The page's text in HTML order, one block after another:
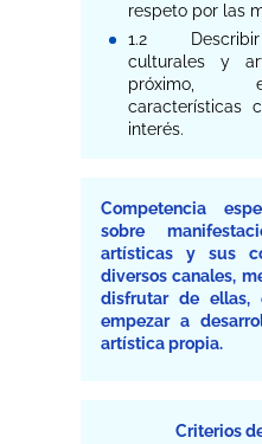
respeto por las
1.2
culturales y
próximo,
características
interés.
Competencia
sobre
artísticas y sus
diversos canales,
disfrutar de ellas,
empezar a
artística propia.
Criterios